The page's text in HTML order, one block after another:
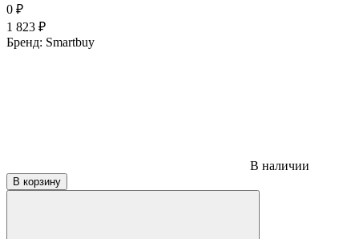
0 ₽
1 823 ₽
Бренд: Smartbuy
В наличии
В корзину